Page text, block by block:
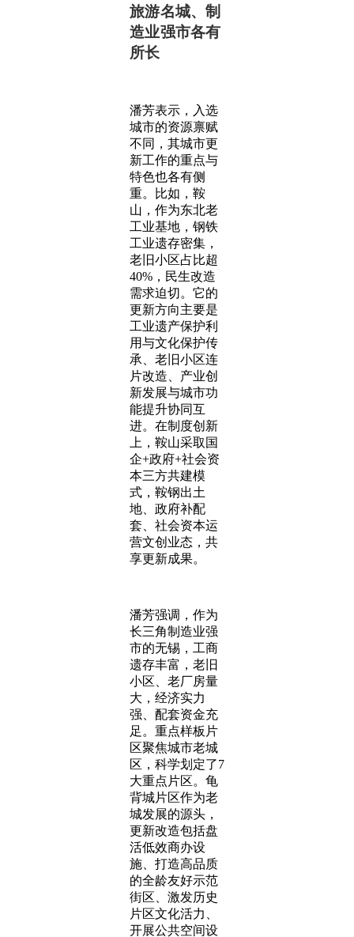
旅游名城、制
造业强市各有
所长
潘芳表示，入选
城市的资源禀赋
不同，其城市更
新工作的重点与
特色也各有侧
重。比如，鞍
山，作为东北老
工业基地，钢铁
工业遗存密集，
老旧小区占比超
40%，民生改造
需求迫切。它的
更新方向主要是
工业遗产保护利
用与文化保护传
承、老旧小区连
片改造、产业创
新发展与城市功
能提升协同互
进。在制度创新
上，鞍山采取国
企+政府+社会资
本三方共建模
式，鞍钢出土
地、政府补配
套、社会资本运
营文创业态，共
享更新成果。
潘芳强调，作为
长三角制造业强
市的无锡，工商
遗存丰富，老旧
小区、老厂房量
大，经济实力
强、配套资金充
足。重点样板片
区聚焦城市老城
区，科学划定了7
大重点片区。龟
背城片区作为老
城发展的源头，
更新改造包括盘
活低效商办设
施、打造高品质
的全龄友好示范
街区、激发历史
片区文化活力、
开展公共空间设